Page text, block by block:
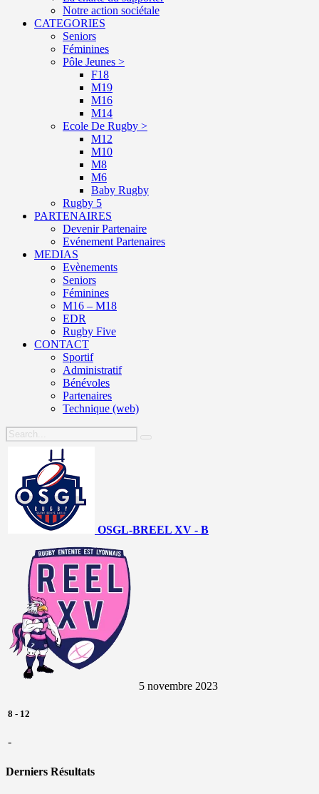
Notre action sociétale
CATEGORIES
Seniors
Féminines
Pôle Jeunes >
F18
M19
M16
M14
Ecole De Rugby >
M12
M10
M8
M6
Baby Rugby
Rugby 5
PARTENAIRES
Devenir Partenaire
Evénement Partenaires
MEDIAS
Evènements
Seniors
Féminines
M16 – M18
EDR
Rugby Five
CONTACT
Sportif
Administratif
Bénévoles
Partenaires
Technique (web)
OSGL-BREEL XV - B
5 novembre 2023
8 - 12
-
Derniers Résultats